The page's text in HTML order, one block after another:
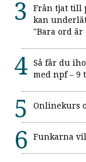
Från tjat till
kan
"Bara ord
Så får du
med npf – 9
Onlinekurs
Funkarna